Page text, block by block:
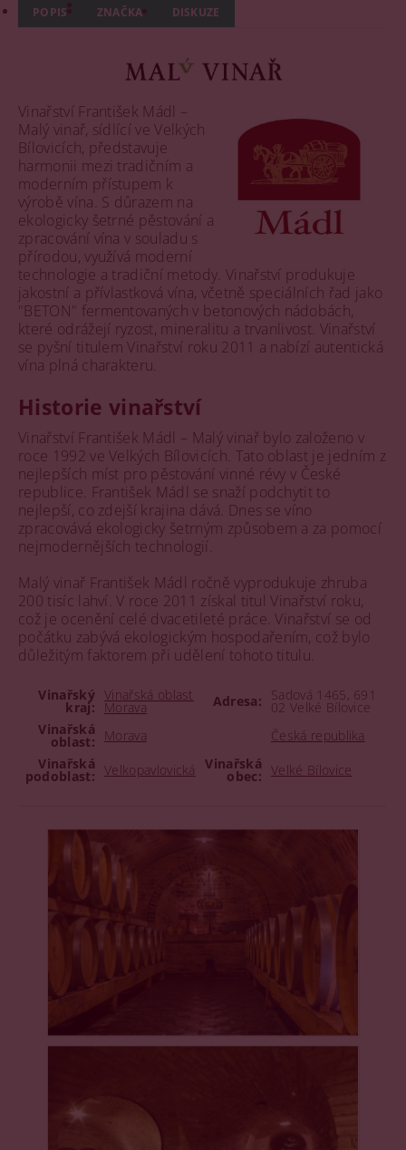
POPIS ZNAČKA DISKUZE
Vinařství František Mádl –
Malý vinař, sídlící ve Velkých
Bílovicích, představuje
harmonii mezi tradičním a
moderním přístupem k
výrobě vína. S důrazem na
ekologicky šetrné pěstování a
zpracování vína v souladu s
přírodou, využívá moderní
technologie a tradiční metody. Vinařství produkuje
jakostní a přívlastková vína, včetně speciálních řad jako
"BETON" fermentovaných v betonových nádobách,
které odrážejí ryzost, mineralitu a trvanlivost. Vinařství
se pyšní titulem Vinařství roku 2011 a nabízí autentická
vína plná charakteru.
Historie vinařství
Vinařství František Mádl – Malý vinař bylo založeno v
roce 1992 ve Velkých Bílovicích. Tato oblast je jedním z
nejlepších míst pro pěstování vinné révy v České
republice. František Mádl se snaží podchytit to
nejlepší, co zdejší krajina dává. Dnes se víno
zpracovává ekologicky šetrným způsobem a za pomocí
nejmodernějších technologií.
Malý vinař František Mádl ročně vyprodukuje zhruba
200 tisíc lahví. V roce 2011 získal titul Vinařství roku,
což je ocenění celé dvacetileté práce. Vinařství se od
počátku zabývá ekologickým hospodařením, což bylo
důležitým faktorem při udělení tohoto titulu.
Vinařský
kraj:
Vinařská oblast
Morava Adresa: Sadová 1465, 691
02 Velké Bílovice
Vinařská
oblast: Morava
Česká republika
Vinařská
podoblast: Velkopavlovická Vinařská
obec: Velké Bílovice